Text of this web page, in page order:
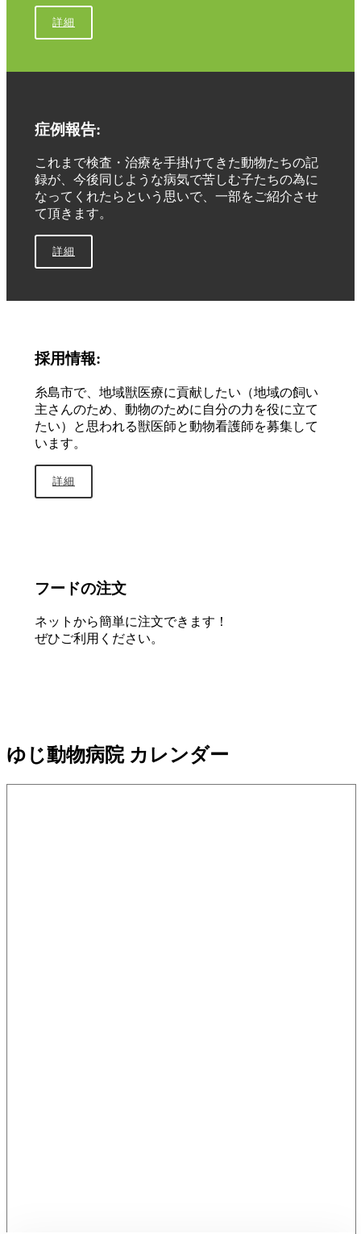
詳細
症例報告:
これまで検査・治療を手掛けてきた動物たちの記
録が、今後同じような病気で苦しむ子たちの為に
なってくれたらという思いで、一部をご紹介させ
て頂きます。
詳細
採用情報:
糸島市で、地域獣医療に貢献したい（地域の飼い
主さんのため、動物のために自分の力を役に立て
たい）と思われる獣医師と動物看護師を募集して
います。
詳細
フードの注文
ネットから簡単に注文できます！
ぜひご利用ください。
ゆじ動物病院カレンダー